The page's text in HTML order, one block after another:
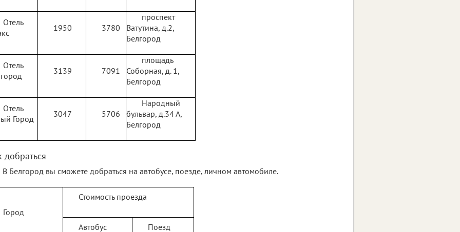
Отель
1950 3780
проспект
Ватутина, д.2,
Белгород
Отель
3139 7091
площадь
Соборная, д. 1,
Белгород
Отель
Город
3047 5706
Народный
бульвар, д.34 А,
Белгород
добраться
В Белгород вы сможете добраться на автобусе, поезде, личном автомобиле.
Город
Стоимость проезда
Автобус Поезд